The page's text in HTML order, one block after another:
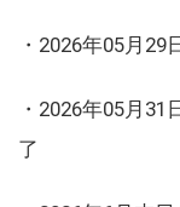
・2026年05月
・2026年05月
了